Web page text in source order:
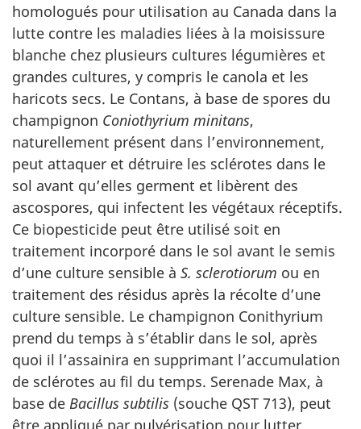
homologués pour utilisation au Canada dans la
lutte contre les maladies liées à la moisissure
blanche chez plusieurs cultures légumières et
grandes cultures, y compris le canola et les
haricots secs. Le Contans, à base de spores du
champignon Coniothyrium minitans,
naturellement présent dans l’environnement,
peut attaquer et détruire les sclérotes dans le
sol avant qu’elles germent et libèrent des
ascospores, qui infectent les végétaux réceptifs.
Ce biopesticide peut être utilisé soit en
traitement incorporé dans le sol avant le semis
d’une culture sensible à S. sclerotiorum ou en
traitement des résidus après la récolte d’une
culture sensible. Le champignon Conithyrium
prend du temps à s’établir dans le sol, après
quoi il l’assainira en supprimant l’accumulation
de sclérotes au fil du temps. Serenade Max, à
base de Bacillus subtilis (souche QST 713), peut
être appliqué par pulvérisation pour lutter